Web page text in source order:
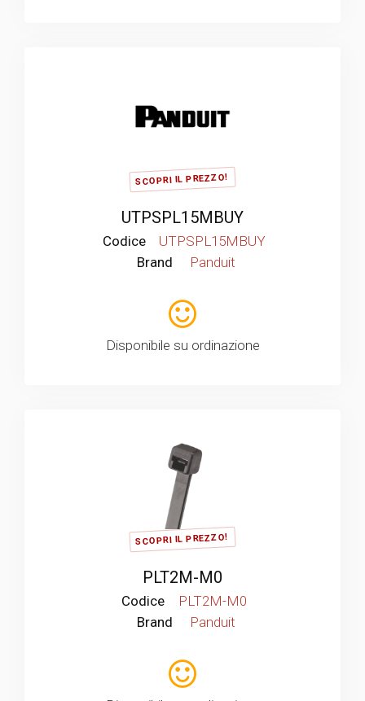
SCOPRI IL PREZZO!
UTPSPL15MBUY
Codice
UTPSPL15MBUY
Brand
Panduit
Disponibile su ordinazione
SCOPRI IL PREZZO!
PLT2M-M0
Codice
PLT2M-M0
Brand
Panduit